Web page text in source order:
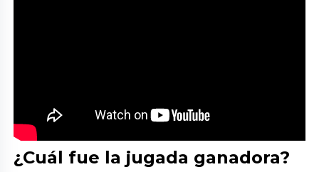
¿Cuál fue la jugada ganadora?